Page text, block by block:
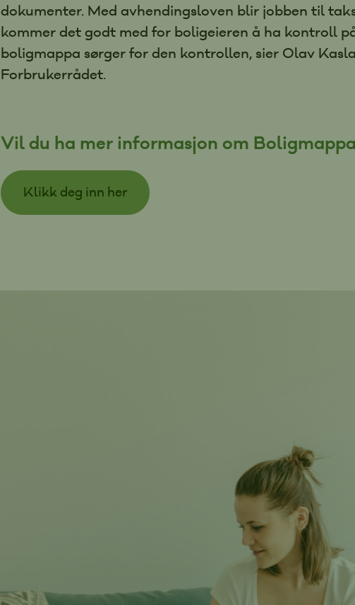
dokumenter. Med avhendingsloven blir jobben til
kommer det godt med for boligeieren å ha kontroll
boligmappa sørger for den kontrollen, sier Olav
Forbrukerrådet.
Vil du ha mer informasjon om
Klikk deg inn her